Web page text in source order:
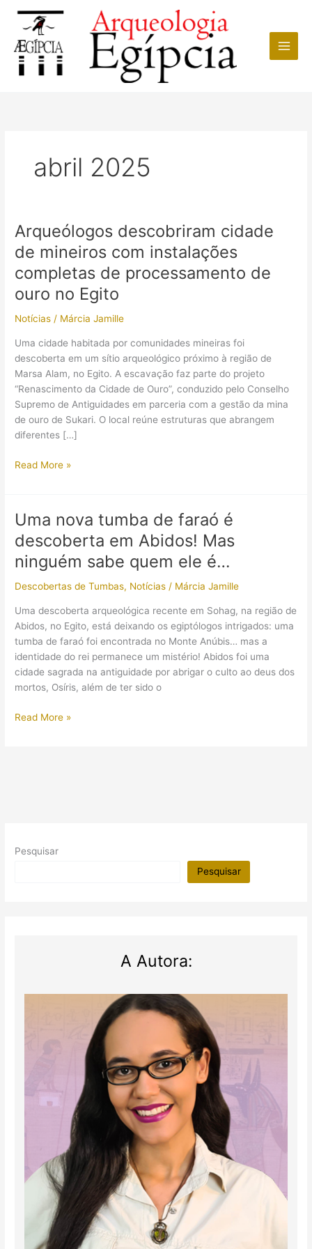
conteúdo
abril 2025
Arqueólogos descobriram cidade
de mineiros com instalações
completas de processamento de
ouro no Egito
Notícias / Márcia Jamille
Uma cidade habitada por comunidades mineiras foi
descoberta em um sítio arqueológico próximo à região de
Marsa Alam, no Egito. A escavação faz parte do projeto
“Renascimento da Cidade de Ouro”, conduzido pelo Conselho
Supremo de Antiguidades em parceria com a gestão da mina
de ouro de Sukari. O local reúne estruturas que abrangem
diferentes […]
Arqueólogos
mineiros
com
instalações
completas
de
de
ouro
no
Egito
Read More »
Uma nova tumba de faraó é
descoberta em Abidos! Mas
ninguém sabe quem ele é…
Descobertas de Tumbas, Notícias / Márcia Jamille
Uma descoberta arqueológica recente em Sohag, na região de
Abidos, no Egito, está deixando os egiptólogos intrigados: uma
tumba de faraó foi encontrada no Monte Anúbis… mas a
identidade do rei permanece um mistério! Abidos foi uma
cidade sagrada na antiguidade por abrigar o culto ao deus dos
mortos, Osíris, além de ter sido o
Uma
Mas
Read More »
Pesquisar
Pesquisar
A Autora: